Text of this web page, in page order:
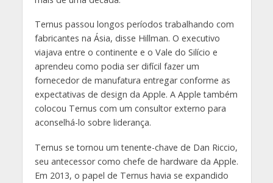
Ternus passou longos períodos trabalhando com
fabricantes na Ásia, disse Hillman. O executivo
viajava entre o continente e o Vale do Silício e
aprendeu como podia ser difícil fazer um
fornecedor de manufatura entregar conforme as
expectativas de design da Apple. A Apple também
colocou Ternus com um consultor externo para
aconselhá-lo sobre liderança.
Ternus se tornou um tenente-chave de Dan Riccio,
seu antecessor como chefe de hardware da Apple.
Em 2013, o papel de Ternus havia se expandido